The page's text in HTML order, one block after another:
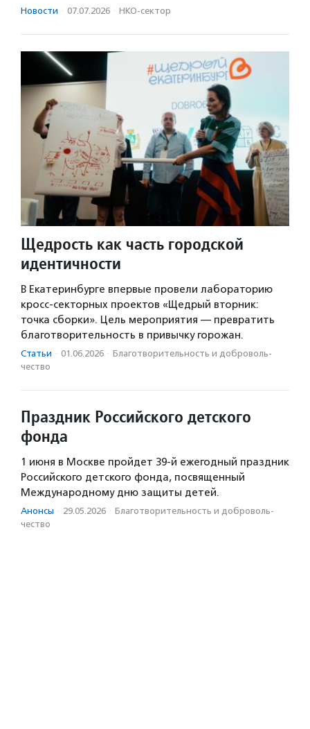
Новости · 07.07.2026 · НКО-сектор
Щедрость как часть городской
идентичности
В Екатеринбурге впервые провели лабораторию
кросс-секторных проектов «Щедрый вторник:
точка сборки». Цель мероприятия — превратить
благотворительность в привычку горожан.
Статьи · 01.06.2026 · Благотвори­тель­ность и доброволь­
чест­во
Праздник Российского детского
фонда
1 июня в Москве пройдет 39-й ежегодный праздник
Российского детского фонда, посвященный
Международному дню защиты детей.
Анонсы · 29.05.2026 · Благотвори­тель­ность и доброволь­
чест­во